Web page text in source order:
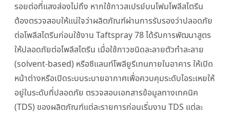
รอยต่อที่แสงส่องไม่ถึง หากใช้กาวสเปรย์บนโฟมโพลีสไตรีน
ต้องตรวจสอบให้แน่ใจว่าผลิตภัณฑ์ผ่านการรับรองว่าปลอดภัย
ต่อโพลีสไตรีนก่อนใช้งาน Taftspray 78 ได้รับการพัฒนาสูตร
ให้ปลอดภัยต่อโพลีสไตรีน เมื่อใช้กาวชนิดละลายตัวทำละลาย
(solvent-based) หรือซีแลนท์โพลียูรีเทนภายในอาคาร ให้เปิด
หน้าต่างหรือเปิดระบบระบายอากาศเพื่อควบคุมระดับไอระเหยให้
อยู่ในระดับที่ปลอดภัย ตรวจสอบเอกสารข้อมูลทางเทคนิค
(TDS) ของผลิตภัณฑ์แต่ละรายการก่อนเริ่มงาน TDS แต่ละ